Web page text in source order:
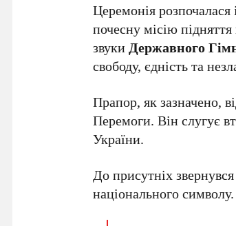
Церемонія розпочалася
почесну місію підняття
звукиДержавного
свободу, єдність та
Прапор, як зазначено,
Перемоги. Він слугує
України.
До присутніх
національного символу.